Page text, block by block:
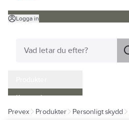
Logga in
Kampanjer
Outlet
Prevex Produkter Personligt skydd